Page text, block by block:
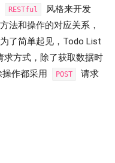
RESTful 风格来开发
法和操作的对应关系，
了简单起见，Todo List
求方式，除了获取数据时
作都采用 POST
请求